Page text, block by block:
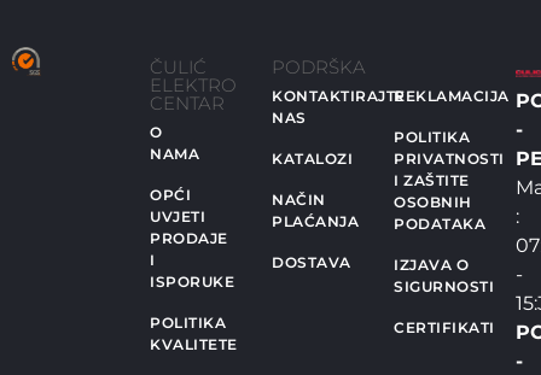
ČULIĆ
ELEKTRO
CENTAR
O
NAMA
OPĆI
UVJETI
PRODAJE
I
ISPORUKE
POLITIKA
KVALITETE
PODRŠKA
KONTAKTIRAJTE
NAS
KATALOZI
NAČIN
PLAĆANJA
DOSTAVA
REKLAMACIJA
POLITIKA
PRIVATNOSTI
I ZAŠTITE
OSOBNIH
PODATAKA
IZJAVA O
SIGURNOSTI
CERTIFIKATI
-
:
-
-